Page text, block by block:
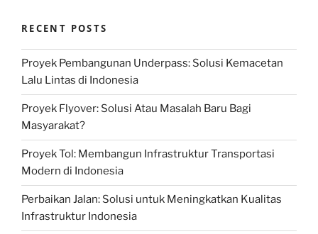
RECENT POSTS
Proyek Pembangunan Underpass: Solusi Kemacetan
Lalu Lintas di Indonesia
Proyek Flyover: Solusi Atau Masalah Baru Bagi
Masyarakat?
Proyek Tol: Membangun Infrastruktur Transportasi
Modern di Indonesia
Perbaikan Jalan: Solusi untuk Meningkatkan Kualitas
Infrastruktur Indonesia